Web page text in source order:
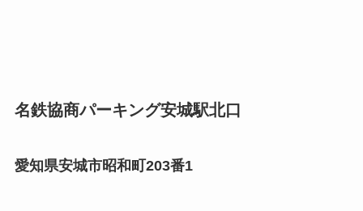
名鉄協商パーキング安城駅北口
愛知県安城市昭和町203番1